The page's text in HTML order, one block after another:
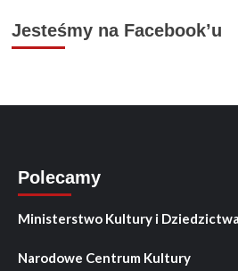
Jesteśmy na Facebook’u
Polecamy
Ministerstwo Kultury i
Narodowe Centrum Kultury